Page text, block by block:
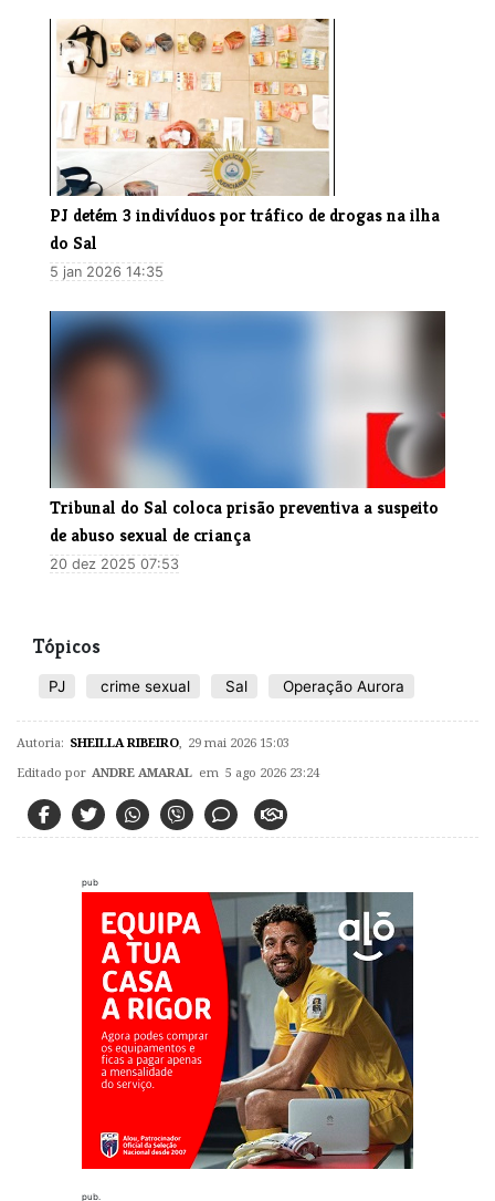
PJ detém 3 indivíduos por tráfico de drogas na ilha
do Sal
5 jan 2026 14:35
Tribunal do Sal coloca prisão preventiva a suspeito
de abuso sexual de criança
20 dez 2025 07:53
Tópicos
PJ crime sexual Sal Operação Aurora
Autoria: SHEILLA RIBEIRO 29 mai 2026 15:03
Editado por ANDRE AMARAL em 5 ago 2026 23:24
pub
pub.